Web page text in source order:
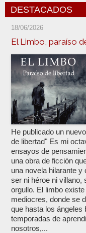
DESTACADOS
18/06/2026
El Limbo, paraíso
He publicado un
de libertad" Es mi
ensayos de
una obra de ficción
una novela hilarante
ser ni héroe ni villano,
orgullo. El limbo
mediocres, donde se
que hasta los ángeles
temporadas de
nosotros,...